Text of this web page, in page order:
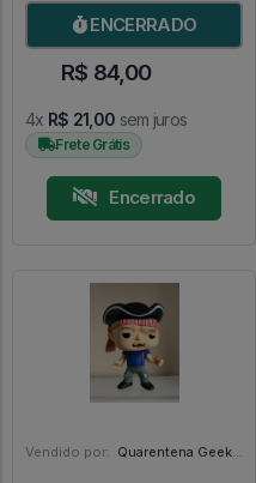
ENCERRADO
R$ 84,00
4x R$ 21,00 sem juros
Frete Grátis
Encerrado
Vendido por: Quarentena Geek Store - SP